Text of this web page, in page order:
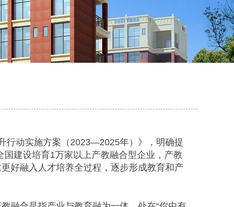
行动实施方案（2023—2025年）》，明确提
建设培育1万家以上产教融合型企业，产教
好融入人才培养全过程，逐步形成教育和产